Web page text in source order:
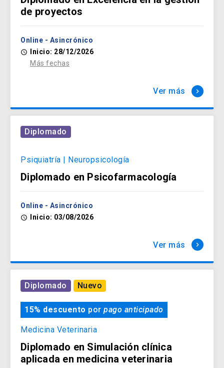
de proyectos
Online - Asincrónico
access_time
Inicio: 28/12/2026
Más fechas
Ver más keyboard_arrow_right
Diplomado
Psiquiatría | Neuropsicología
Diplomado en Psicofarmacología
Online - Asincrónico
access_time Inicio: 03/08/2026
Ver más keyboard_arrow_right
Diplomado Nuevo
15% descuento por pago anticipado
Medicina Veterinaria
Diplomado en Simulación clínica
aplicada en medicina veterinaria